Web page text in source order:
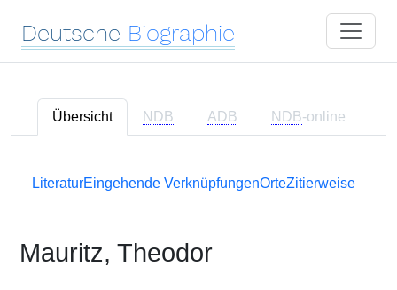
Deutsche Biographie
Übersicht NDB ADB NDB-online
LiteraturEingehende VerknüpfungenOrteZitierweise
Mauritz, Theodor